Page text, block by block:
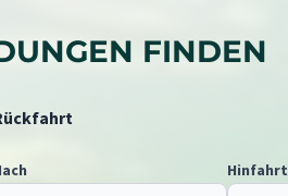
FINDEN
Hinfahrt